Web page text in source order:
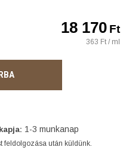
18 170Ft
363 Ft / ml
1-3 munkanap
feldolgozása után küldünk.